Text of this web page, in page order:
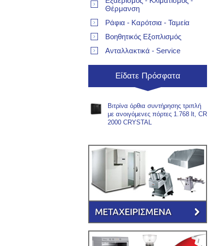
Θέρμανση
Ράφια - Καρότσια - Ταμεία
Βοηθητικός Εξοπλισμός
Ανταλλακτικά - Service
Είδατε Πρόσφατα
Βιτρίνα όρθια συντήρησης τριπλή
με ανοιγόμενες πόρτες 1.768 lt, CR
2000 CRYSTAL